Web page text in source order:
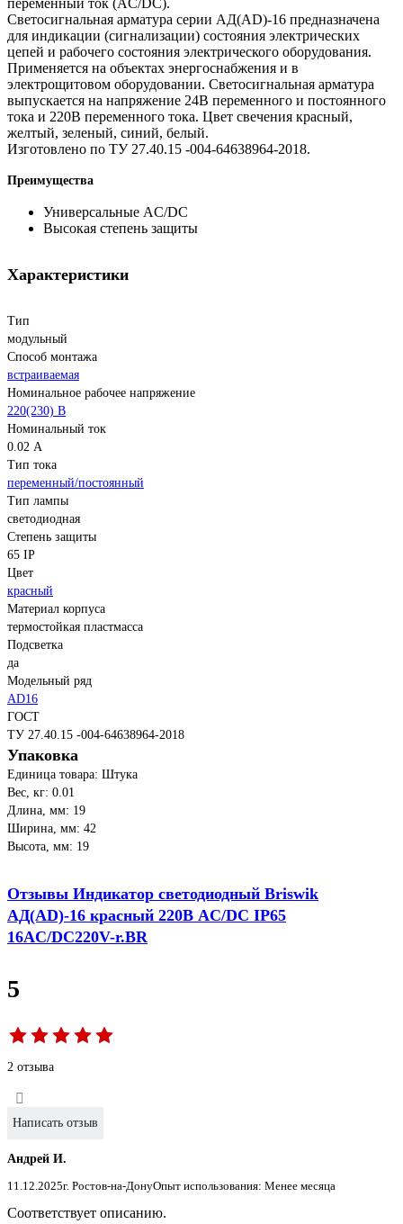
Светосигнальная арматура серии АД(AD)-16 предназначена
для индикации (сигнализации) состояния электрических
цепей и рабочего состояния электрического оборудования.
Применяется на объектах энергоснабжения и в
электрощитовом оборудовании. Светосигнальная арматура
выпускается на напряжение 24В переменного и постоянного
тока и 220B переменного тока. Цвет свечения красный,
желтый, зеленый, синий, белый.
Изготовлено по ТУ 27.40.15 -004-64638964-2018.
Преимущества
Универсальные AC/DC
Высокая степень защиты
Характеристики
Тип
модульный
Способ монтажа
встраиваемая
Номинальное рабочее напряжение
220(230) В
Номинальный ток
0.02 А
Тип тока
переменный/постоянный
Тип лампы
светодиодная
Степень защиты
65 IP
Цвет
красный
Материал корпуса
термостойкая пластмасса
Подсветка
да
Модельный ряд
AD16
ГОСТ
ТУ 27.40.15 -004-64638964-2018
Упаковка
Единица товара: Штука
Вес, кг: 0.01
Длина, мм: 19
Ширина, мм: 42
Высота, мм: 19
Отзывы Индикатор светодиодный Briswik
АД(AD)-16 красный 220В AC/DC IP65
16AC/DC220V-r.BR
5
2 отзыва
Написать отзыв
Андрей И.
11.12.2025г. Ростов-на-ДонуОпыт использования: Менее месяца
Соответствует описанию.